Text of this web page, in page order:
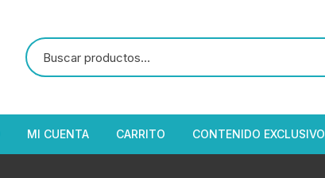
MI CUENTA CARRITO CONTENIDO EXCLUSIVO